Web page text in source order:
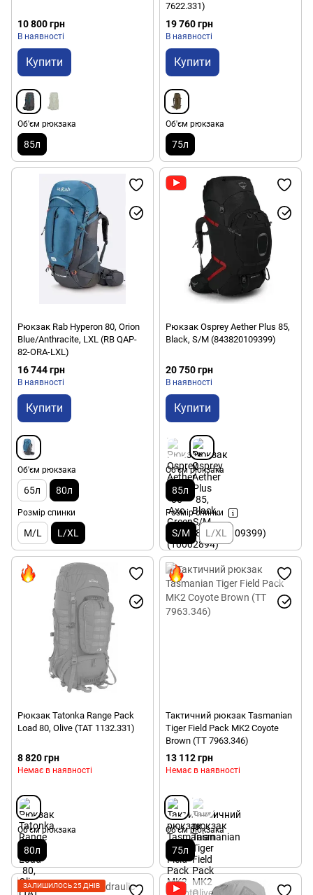
10 800 грн
В наявності
Купити
Об'єм рюкзака
85л
7622.331)
19 760 грн
В наявності
Купити
Об'єм рюкзака
75л
Рюкзак Rab Hyperon 80, Orion
Blue/Anthracite, LXL (RB QAP-
82-ORA-LXL)
16 744 грн
В наявності
Купити
Об'єм рюкзака
65л 80л
Розмір спинки
M/L L/XL
Рюкзак Osprey Aether Plus 85,
Black, S/M (843820109399)
20 750 грн
В наявності
Купити
Об'єм рюкзака
85л
Розмір спинки
S/M L/XL
Рюкзак Tatonka Range Pack
Load 80, Olive (TAT 1132.331)
8 820 грн
Немає в наявності
Об'єм рюкзака
80л
Тактичний рюкзак Tasmanian
Tiger Field Pack MK2 Coyote
Brown (TT 7963.346)
13 112 грн
Немає в наявності
Об'єм рюкзака
75л
ЗАЛИШИЛОСЬ 25 ДНІВ